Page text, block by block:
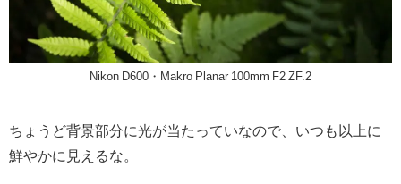
Nikon D600・Makro Planar 100mm F2 ZF.2
ちょうど背景部分に光が当たっていなので、いつも以上に
鮮やかに見えるな。